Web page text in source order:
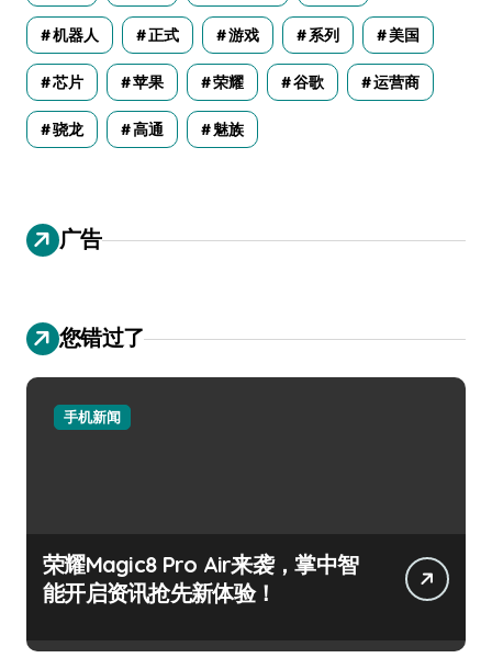
机器人 正式 游戏 系列 美国
芯片 苹果 荣耀 谷歌 运营商
骁龙 高通 魅族
广告
您错过了
手机新闻
荣耀Magic8 Pro Air来袭，掌中智
能开启资讯抢先新体验！